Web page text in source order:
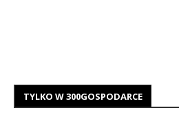
TYLKO W 300GOSPODARCE